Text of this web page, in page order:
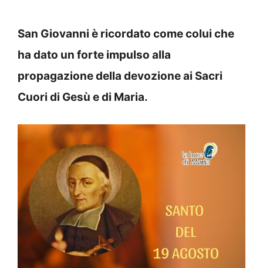
San Giovanni è ricordato come colui che
ha dato un forte impulso alla
propagazione della devozione ai Sacri
Cuori di Gesù e di Maria.